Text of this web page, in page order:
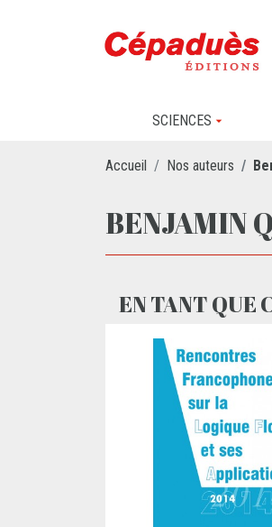
SCIENCES
Accueil Nos auteurs
BENJAMIN
EN TANT QUE